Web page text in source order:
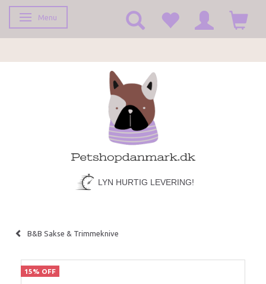
Toggle navigation
Menu
LYN HURTIG LEVERING!
B&B Sakse & Trimmeknive
15% OFF